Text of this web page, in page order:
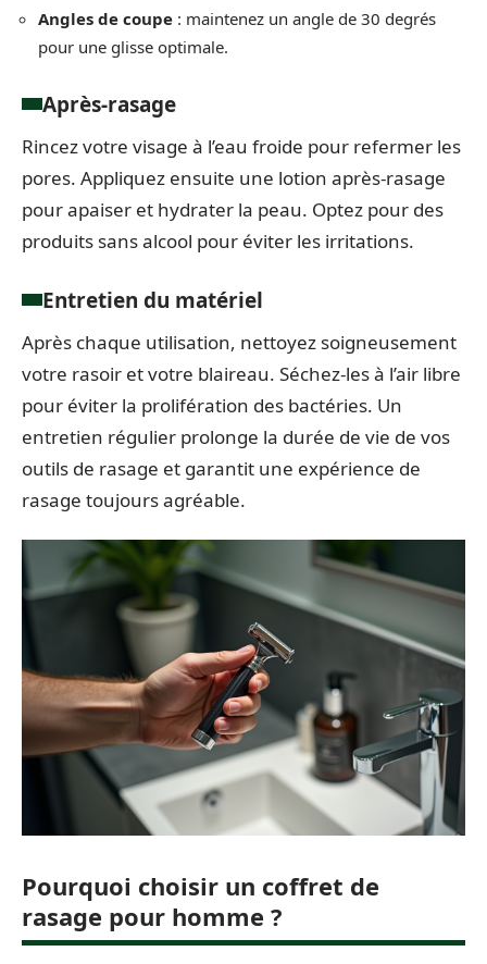
Angles de coupe : maintenez un angle de 30 degrés
pour une glisse optimale.
Après-rasage
Rincez votre visage à l’eau froide pour refermer les
pores. Appliquez ensuite une lotion après-rasage
pour apaiser et hydrater la peau. Optez pour des
produits sans alcool pour éviter les irritations.
Entretien du matériel
Après chaque utilisation, nettoyez soigneusement
votre rasoir et votre blaireau. Séchez-les à l’air libre
pour éviter la prolifération des bactéries. Un
entretien régulier prolonge la durée de vie de vos
outils de rasage et garantit une expérience de
rasage toujours agréable.
Pourquoi choisir un coffret de
rasage pour homme ?